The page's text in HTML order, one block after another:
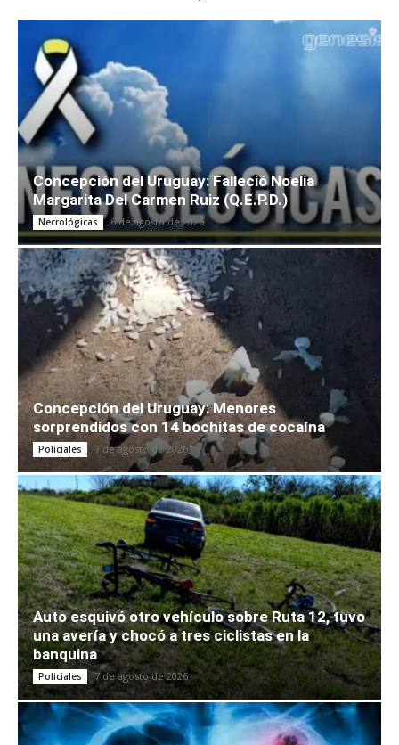
Concepción del Uruguay: Falleció Noelia
Margarita Del Carmen Ruiz (Q.E.P.D.)
Necrológicas 6 de agosto de 2026
Concepción del Uruguay: Menores
sorprendidos con 14 bochitas de cocaína
Policiales 7 de agosto de 2026
Auto esquivó otro vehículo sobre Ruta 12, tuvo
una avería y chocó a tres ciclistas en la
banquina
Policiales 7 de agosto de 2026